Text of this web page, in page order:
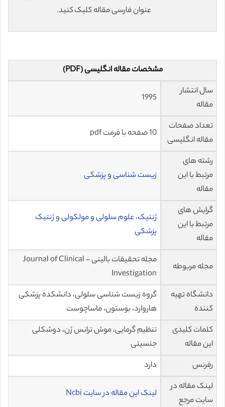
عنوان فارسی مقاله کلیک کنید.
مشخصات مقاله انگلیسی (PDF)
سال انتشار
مقاله
1995
تعداد صفحات
مقاله انگلیسی
10 صفحه با فرمت pdf
رشته های
مرتبط با این
مقاله
زیست شناسیوپزشکی
گرایش های
مرتبط با این
مقاله
ژنتیک،علوم سلولی و مولکولیوژنتیک
پزشکی
مجله مربوطه
مجله تحقیقات بالینی – Journal of Clinical
Investigation
دانشگاه تهیه
کننده
گروه زیست شناسی سلولی، دانشکده پزشکی
هاروارد، بوستون، ماساچوست
کلمات کلیدی
این مقاله
تنظیم گرمایی، موش ترانس ژن، دوشکلی
جنسیتی
رفرنس
دارد
لینک مقاله در
سایت مرجع
لینک این مقاله در سایت Ncbi